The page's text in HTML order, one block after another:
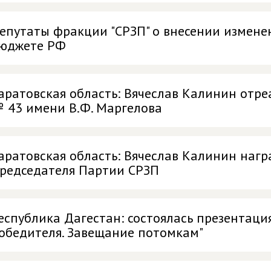
фракции "СРЗП" о внесении
РФ
область: Вячеслав Калинин
43 имени В.Ф. Маргелова
область: Вячеслав Калинин
Партии СРЗП
Дагестан: состоялась
Завещание потомкам"